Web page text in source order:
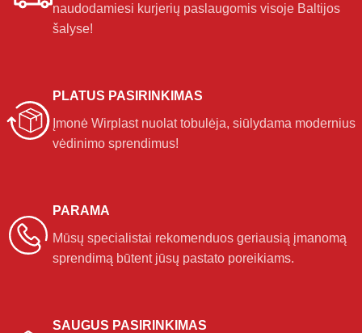
naudodamiesi kurjerių paslaugomis visoje Baltijos
šalyse!
PLATUS PASIRINKIMAS
Įmonė Wirplast nuolat tobulėja, siūlydama modernius
vėdinimo sprendimus!
PARAMA
Mūsų specialistai rekomenduos geriausią įmanomą
sprendimą būtent jūsų pastato poreikiams.
SAUGUS PASIRINKIMAS